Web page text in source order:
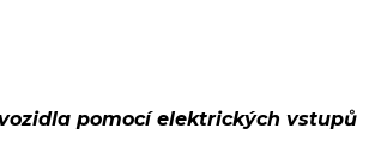
pomocí elektrických vstupů